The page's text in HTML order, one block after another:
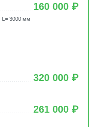
160 000 ₽
L= 3000 мм
320 000 ₽
261 000 ₽